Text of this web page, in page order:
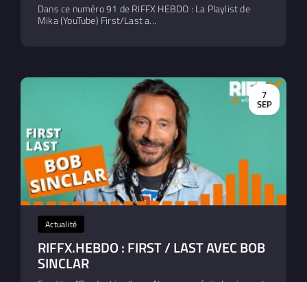
Dans ce numéro 91 de RIFFX HEBDO : La Playlist de
Mika (YouTube) First/Last a...
7
SEP
Actualité
RIFFX.HEBDO : FIRST / LAST AVEC BOB
SINCLAR